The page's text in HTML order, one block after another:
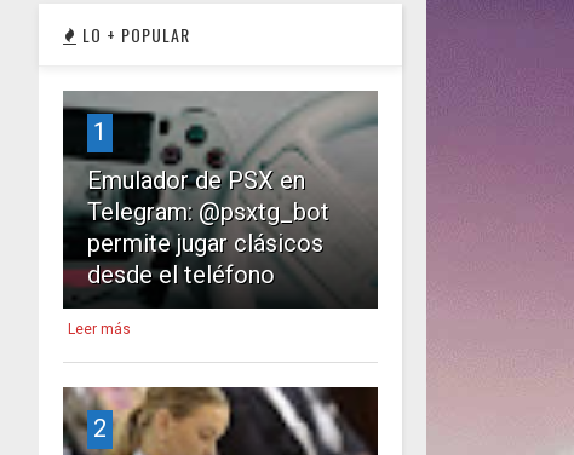
LO + POPULAR
1
Emulador de PSX en
Telegram: @psxtg_bot
permite jugar clásicos
desde el teléfono
Leer más
2